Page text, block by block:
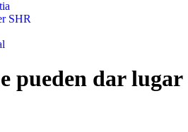
SHR
pueden dar lugar